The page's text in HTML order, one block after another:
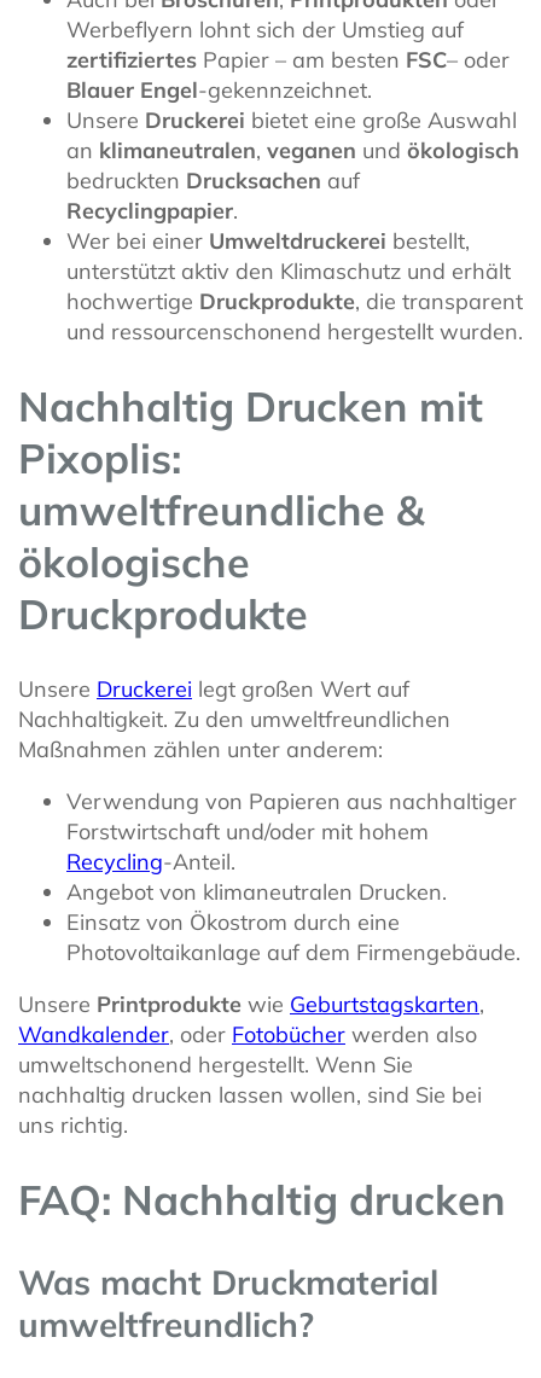
Werbeflyern lohnt sich der Umstieg auf
zertifiziertes Papier – am besten FSC– oder
Blauer Engel-gekennzeichnet.
Unsere Druckerei bietet eine große Auswahl
an klimaneutralen, veganen und ökologisch
bedruckten Drucksachen auf
Recyclingpapier.
Wer bei einer Umweltdruckerei bestellt,
unterstützt aktiv den Klimaschutz und erhält
hochwertige Druckprodukte, die transparent
und ressourcenschonend hergestellt wurden.
Nachhaltig Drucken mit
Pixoplis:
umweltfreundliche &
ökologische
Druckprodukte
Unsere Druckerei legt großen Wert auf
Nachhaltigkeit. Zu den umweltfreundlichen
Maßnahmen zählen unter anderem:
Verwendung von Papieren aus nachhaltiger
Forstwirtschaft und/oder mit hohem
Recycling-Anteil.
Angebot von klimaneutralen Drucken.
Einsatz von Ökostrom durch eine
Photovoltaikanlage auf dem Firmengebäude.
Unsere Printprodukte wie Geburtstagskarten,
Wandkalender, oder Fotobücher werden also
umweltschonend hergestellt. Wenn Sie
nachhaltig drucken lassen wollen, sind Sie bei
uns richtig.
FAQ: Nachhaltig drucken
Was macht Druckmaterial
umweltfreundlich?